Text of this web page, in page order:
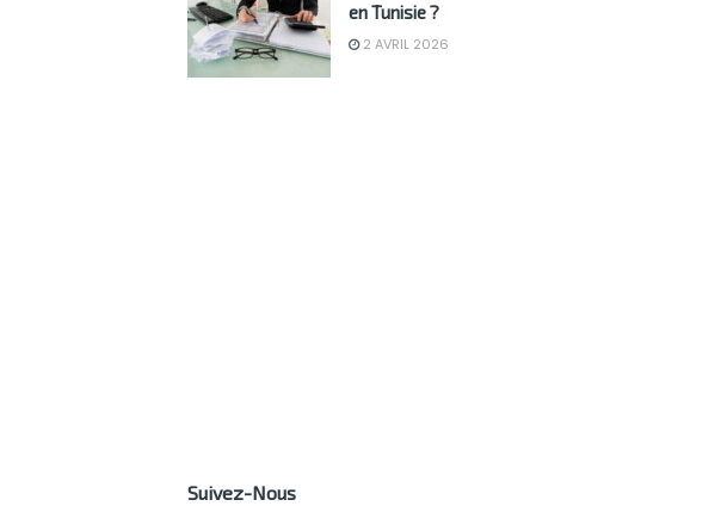
en Tunisie ?
2 AVRIL 2026
Suivez-Nous